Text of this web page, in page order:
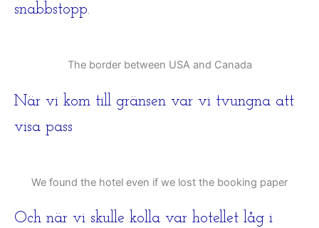
snabbstopp.
The border between USA and Canada
När vi kom till gränsen var vi tvungna att
visa pass
We found the hotel even if we lost the booking paper
Och när vi skulle kolla var hotellet låg i